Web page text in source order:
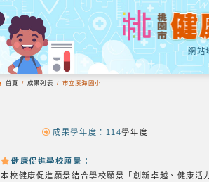
網站
首頁 / 成果列表 / 市立溪海國小
成果學年度：114學年度
健康促進學校願景：
本校健康促進願景結合學校願景「創新卓越、健康